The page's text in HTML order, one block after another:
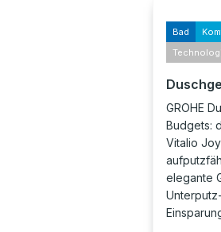
Bad
GROHE
Budgets:
Vitalio
elegante